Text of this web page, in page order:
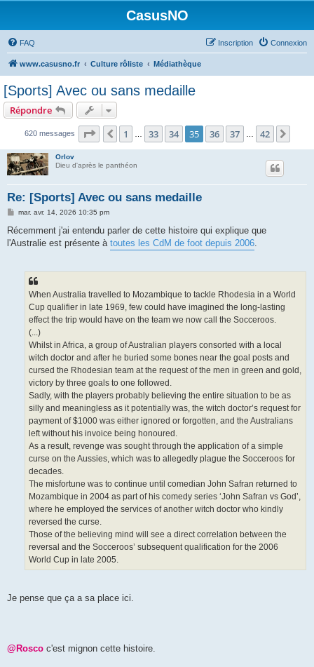
CasusNO
FAQ Connexion
Inscription
www.casusno.fr Culture rôliste Médiathèque
[Sports] Avec ou sans medaille
Répondre
620 messages Page 35 sur 42
Précédent
1 33 34 35 36 37 42
Orlov
Dieu d'après le panthéon
Re: [Sports] Avec ou sans medaille
M
s
a
mar. avr. 14, 2026 10:35 pm
Récemment j'ai entendu parler de cette histoire qui explique que
l'Australie est présente à toutes les CdM de foot depuis 2006.
When Australia travelled to Mozambique to tackle Rhodesia in a World
Cup qualifier in late 1969, few could have imagined the long-lasting
effect the trip would have on the team we now call the Socceroos.
(...)
Whilst in Africa, a group of Australian players consorted with a local
witch doctor and after he buried some bones near the goal posts and
cursed the Rhodesian team at the request of the men in green and gold,
victory by three goals to one followed.
Sadly, with the players probably believing the entire situation to be as
silly and meaningless as it potentially was, the witch doctor’s request for
payment of $1000 was either ignored or forgotten, and the Australians
left without his invoice being honoured.
As a result, revenge was sought through the application of a simple
curse on the Aussies, which was to allegedly plague the Socceroos for
decades.
The misfortune was to continue until comedian John Safran returned to
Mozambique in 2004 as part of his comedy series ‘John Safran vs God’,
where he employed the services of another witch doctor who kindly
reversed the curse.
Those of the believing mind will see a direct correlation between the
reversal and the Socceroos’ subsequent qualification for the 2006
World Cup in late 2005.
Je pense que ça a sa place ici.
@Rosco c'est mignon cette histoire.